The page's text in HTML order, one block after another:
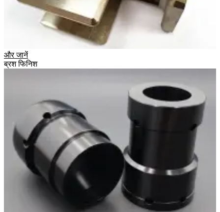
और जानें
ब्रश फिनिश